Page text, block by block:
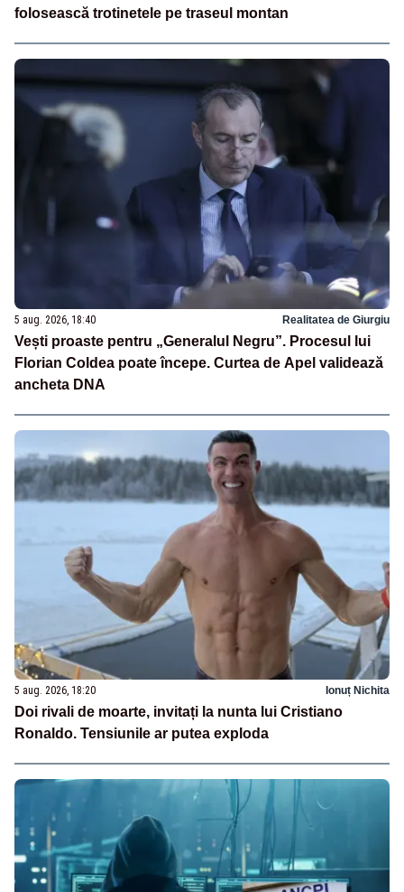
folosească trotinetele pe traseul montan
5 aug. 2026, 18:40 Realitatea de Giurgiu
Vești proaste pentru „Generalul Negru”. Procesul lui
Florian Coldea poate începe. Curtea de Apel validează
ancheta DNA
5 aug. 2026, 18:20 Ionuț Nichita
Doi rivali de moarte, invitați la nunta lui Cristiano
Ronaldo. Tensiunile ar putea exploda